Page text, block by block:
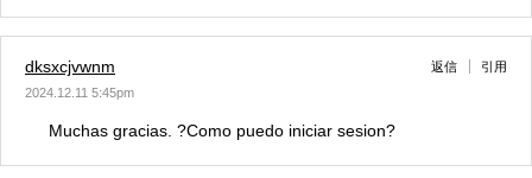
dksxcjvwnm
2024.12.11 5:45pm
返信 引用
Muchas gracias. ?Como puedo iniciar sesion?